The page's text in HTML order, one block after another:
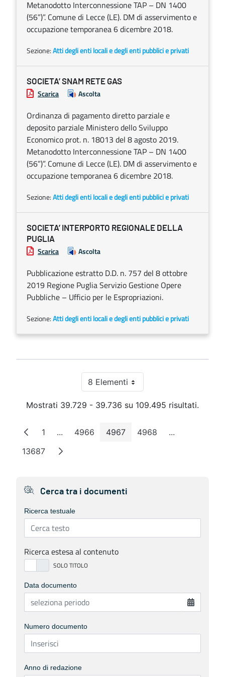
Metanodotto Interconnessione TAP – DN 1400
(56”)”. Comune di Lecce (LE). DM di asservimento e
occupazione temporanea 6 dicembre 2018.
Sezione:Atti degli enti locali e degli enti pubblici e privati
SOCIETA’ SNAM RETE GAS
Scarica Ascolta
Ordinanza di pagamento diretto parziale e
deposito parziale Ministero dello Sviluppo
Economico prot. n. 18013 del 8 agosto 2019.
Metanodotto Interconnessione TAP – DN 1400
(56”)”. Comune di Lecce (LE). DM di asservimento e
occupazione temporanea 6 dicembre 2018.
Sezione:Atti degli enti locali e degli enti pubblici e privati
SOCIETA’ INTERPORTO REGIONALE DELLA
PUGLIA
Scarica Ascolta
Pubblicazione estratto D.D. n. 757 del 8 ottobre
2019 Regione Puglia Servizio Gestione Opere
Pubbliche – Ufficio per le Espropriazioni.
Sezione:Atti degli enti locali e degli enti pubblici e privati
8 ElementiPer pagina
Mostrati 39.729 - 39.736 su 109.495 risultati.
Pagina
1 ...Pagine intermedie
Pagina
4966 Pagina
4967 Pagina
4968 ...Pagine
Pagina
13687
Cerca tra i documenti
Ricerca testuale
Ricerca estesa al contenuto
Data documento
Numero documento
Anno di redazione